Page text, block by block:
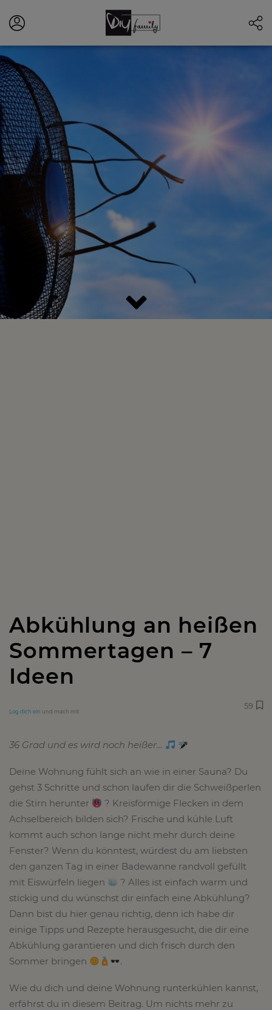
Abkühlung an heißen
Sommertagen – 7
Ideen
Log dich ein und mach mit
59
36 Grad und es wird noch heißer…
Deine Wohnung fühlt sich an wie in einer Sauna? Du
gehst 3 Schritte und schon laufen dir die Schweißperlen
die Stirn herunter
? Kreisförmige Flecken in dem
Achselbereich bilden sich? Frische und kühle Luft
kommt auch schon lange nicht mehr durch deine
Fenster? Wenn du könntest, würdest du am liebsten
den ganzen Tag in einer Badewanne randvoll gefüllt
mit Eiswürfeln liegen
? Alles ist einfach warm und
stickig und du wünschst dir einfach eine Abkühlung?
Dann bist du hier genau richtig, denn ich habe dir
einige Tipps und Rezepte herausgesucht, die dir eine
Abkühlung garantieren und dich frisch durch den
Sommer bringen
.
Wie du dich und deine Wohnung runterkühlen kannst,
erfährst du in diesem Beitrag. Um nichts mehr zu